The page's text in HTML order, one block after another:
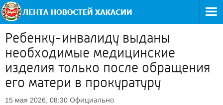
Ребенку-инвалиду выданы
необходимые медицинские
изделия только после обращения
его матери в прокуратуру
15 мая 2026, 08:30 Официально